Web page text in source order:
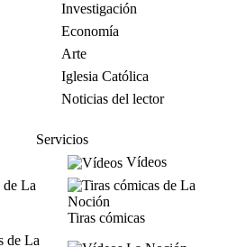
Investigación
Economía
Arte
Iglesia Católica
Noticias del lector
Servicios
Vídeos
Tiras cómicas